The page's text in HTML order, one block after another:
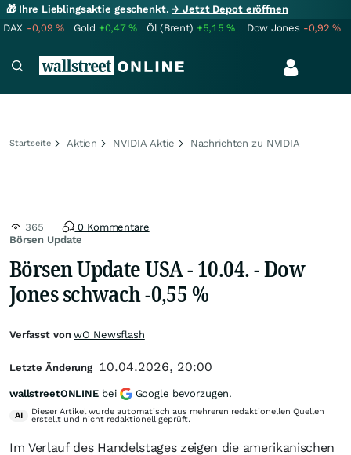
🎁 Ihre Lieblingsaktie geschenkt.→ Jetzt Depot eröffnen
DAX -0,09% Gold +0,47% Öl (Brent) +5,15% Dow Jones -0,92%
Startseite Aktien NVIDIA Aktie Nachrichten zu NVIDIA
Börsen Update
365 0 Kommentare
Börsen Update USA - 10.04. - Dow
Jones schwach -0,55 %
Im Verlauf des Handelstages zeigen die amerikanischen
Verfasst vonwO Newsflash
Letzte Änderung 10.04.2026, 20:00
wallstreetONLINE bei Google bevorzugen.
AI Dieser Artikel wurde automatisch aus mehreren redaktionellen Quellen
erstellt und nicht redaktionell geprüft.